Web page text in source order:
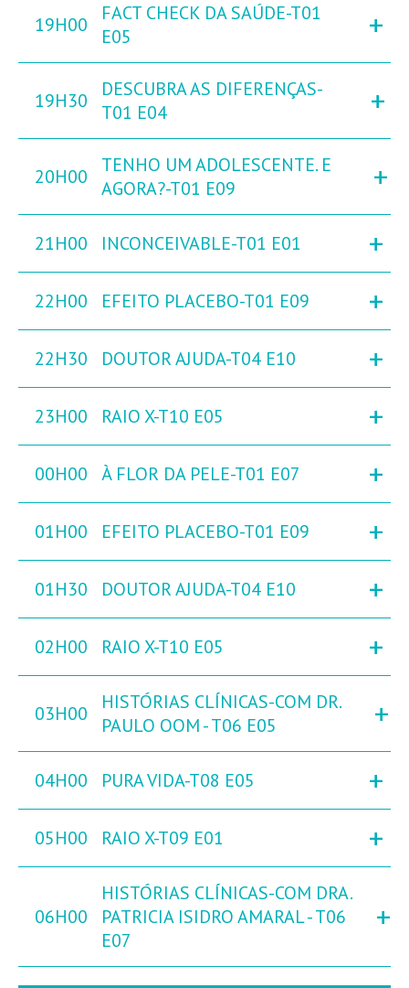
19H00
FACT CHECK DA SAÚDE-T01
E05
+
19H30
DESCUBRA AS DIFERENÇAS-
T01 E04
+
20H00
TENHO UM ADOLESCENTE. E
AGORA?-T01 E09
+
21H00 INCONCEIVABLE-T01 E01 +
22H00 EFEITO PLACEBO-T01 E09 +
22H30 DOUTOR AJUDA-T04 E10 +
23H00 RAIO X-T10 E05 +
00H00 À FLOR DA PELE-T01 E07 +
01H00 EFEITO PLACEBO-T01 E09 +
01H30 DOUTOR AJUDA-T04 E10 +
02H00 RAIO X-T10 E05 +
03H00
HISTÓRIAS CLÍNICAS-COM DR.
PAULO OOM - T06 E05
+
04H00 PURA VIDA-T08 E05 +
05H00 RAIO X-T09 E01 +
06H00
HISTÓRIAS CLÍNICAS-COM DRA.
PATRICIA ISIDRO AMARAL - T06
E07
+